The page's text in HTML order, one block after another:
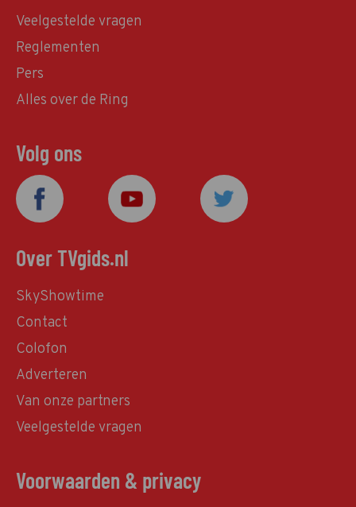
Veelgestelde vragen
Reglementen
Pers
Alles over de Ring
Volg ons
Over TVgids.nl
SkyShowtime
Contact
Colofon
Adverteren
Van onze partners
Veelgestelde vragen
Voorwaarden & privacy